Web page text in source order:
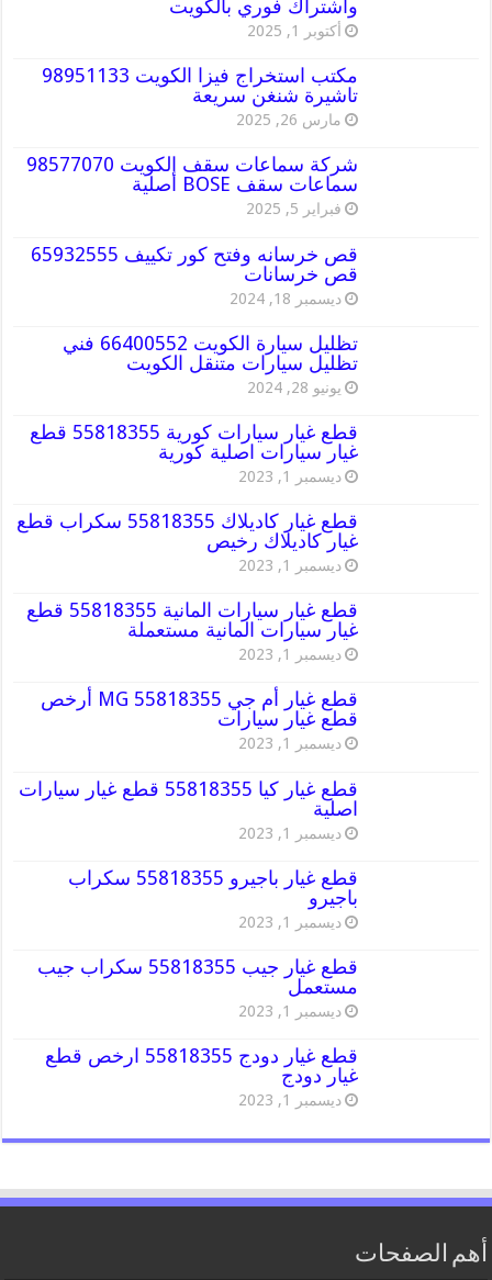
واشتراك فوري بالكويت
أكتوبر 1, 2025
مكتب استخراج فيزا الكويت 98951133
تاشيرة شنغن سريعة
مارس 26, 2025
شركة سماعات سقف الكويت 98577070
سماعات سقف BOSE أصلية
فبراير 5, 2025
قص خرسانه وفتح كور تكييف 65932555
قص خرسانات
ديسمبر 18, 2024
تظليل سيارة الكويت 66400552 فني
تظليل سيارات متنقل الكويت
يونيو 28, 2024
قطع غيار سيارات كورية 55818355 قطع
غيار سيارات اصلية كورية
ديسمبر 1, 2023
قطع غيار كاديلاك 55818355 سكراب قطع
غيار كاديلاك رخيص
ديسمبر 1, 2023
قطع غيار سيارات المانية 55818355 قطع
غيار سيارات المانية مستعملة
ديسمبر 1, 2023
قطع غيار أم جي MG 55818355 أرخص
قطع غيار سيارات
ديسمبر 1, 2023
قطع غيار كيا 55818355 قطع غيار سيارات
اصلية
ديسمبر 1, 2023
قطع غيار باجيرو 55818355 سكراب
باجيرو
ديسمبر 1, 2023
قطع غيار جيب 55818355 سكراب جيب
مستعمل
ديسمبر 1, 2023
قطع غيار دودج 55818355 ارخص قطع
غيار دودج
ديسمبر 1, 2023
أهم الصفحات